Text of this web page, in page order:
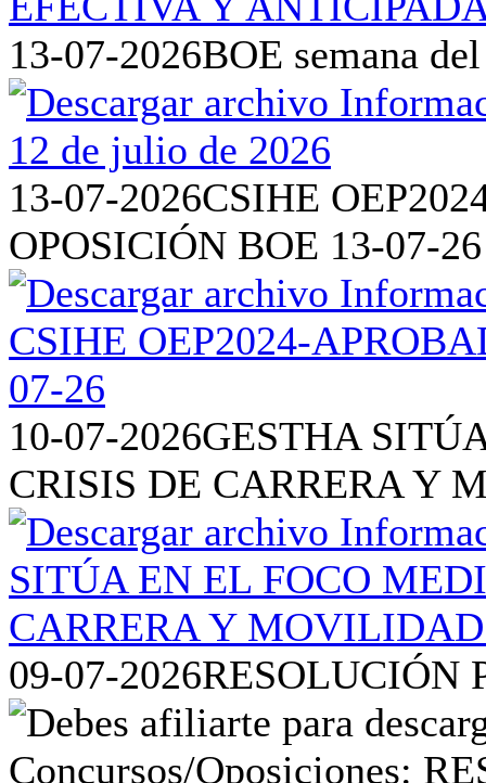
13-07-2026BOE semana
13-07-2026CSIHE
OPOSICIÓN BOE 13-07-26
10-07-2026GESTHA
CRISIS DE CARRERA Y
09-07-2026RESOLUCIÓN